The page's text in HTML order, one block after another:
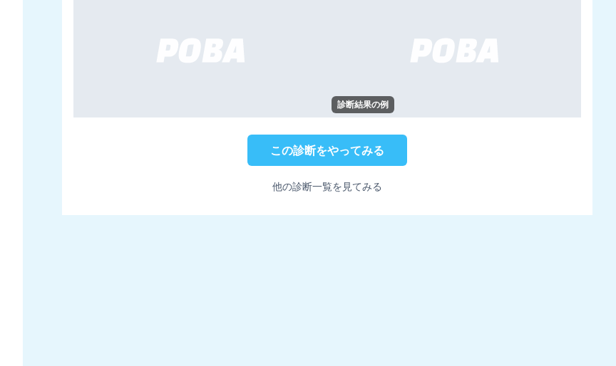
診断結果の例
この診断をやってみる
他の診断一覧を見てみる